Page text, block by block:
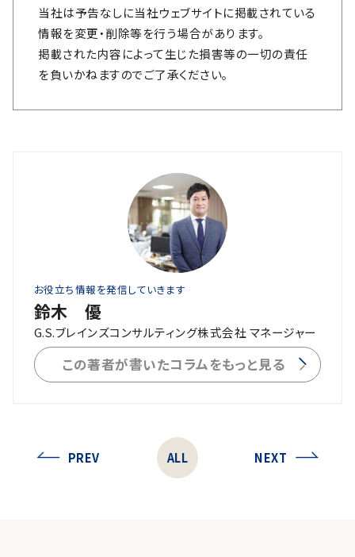
当社は予告なしに当社ウェブサイトに掲載されている
情報を変更・削除等を行う場合があります。
掲載された内容によって生じた損害等の一切の責任
を負いかねますのでご了承ください。
お役立ち情報を発信していきます
鈴木 優
G.S.ブレインズコンサルティング株式会社 マネージャー
この著者が書いたコラムをもっと見る
PREV ALL NEXT